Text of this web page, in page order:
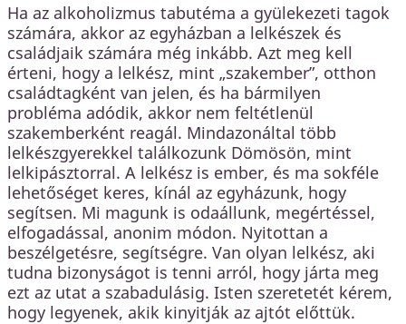
Ha az alkoholizmus tabutéma a gyülekezeti tagok
számára, akkor az egyházban a lelkészek és
családjaik számára még inkább. Azt meg kell
érteni, hogy a lelkész, mint „szakember”, otthon
családtagként van jelen, és ha bármilyen
probléma adódik, akkor nem feltétlenül
szakemberként reagál. Mindazonáltal több
lelkészgyerekkel találkozunk Dömösön, mint
lelkipásztorral. A lelkész is ember, és ma sokféle
lehetőséget keres, kínál az egyházunk, hogy
segítsen. Mi magunk is odaállunk, megértéssel,
elfogadással, anonim módon. Nyitottan a
beszélgetésre, segítségre. Van olyan lelkész, aki
tudna bizonyságot is tenni arról, hogy járta meg
ezt az utat a szabadulásig. Isten szeretetét kérem,
hogy legyenek, akik kinyitják az ajtót előttük.